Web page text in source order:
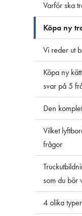
Varför ska
Köpa ny
Vi reder ut
Köpa ny
svar på 5
Den
Vilket
frågor
som du bör
4 olika